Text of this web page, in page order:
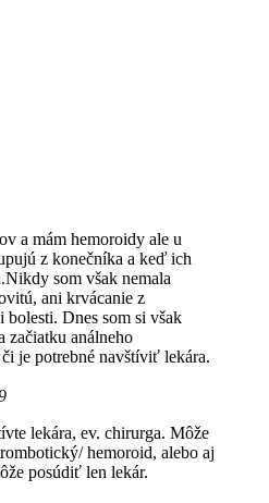
a mám hemoroidy ale u
z konečníka a keď ich
som však nemala
ani krvácanie z
bolesti. Dnes som si však
začiatku análneho
je potrebné navštíviť lekára.
lekára, ev. chirurga. Môže
hemoroid, alebo aj
posúdiť len lekár.